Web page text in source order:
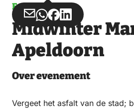
Evenement
Deel
via
Deel
via
WhatsApp
Deel
op
Facebook
Deel
op
LinkedIn
Midwinter
Apeldoorn
Over evenement
Vergeet het asfalt van de stad;